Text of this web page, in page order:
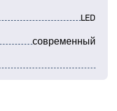
LED
современный